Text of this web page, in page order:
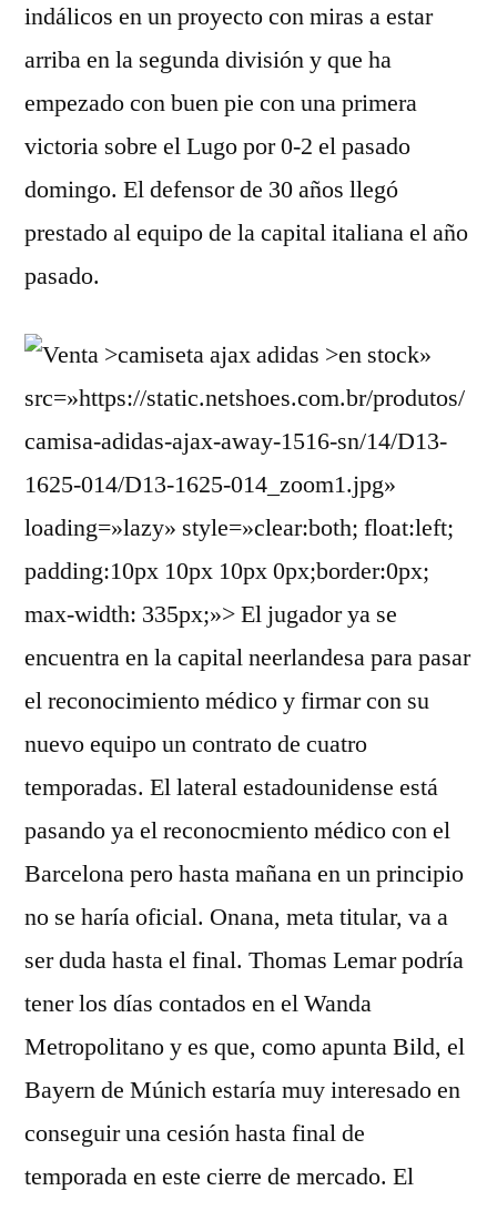
indálicos en un proyecto con miras a estar
arriba en la segunda división y que ha
empezado con buen pie con una primera
victoria sobre el Lugo por 0-2 el pasado
domingo. El defensor de 30 años llegó
prestado al equipo de la capital italiana el año
pasado.